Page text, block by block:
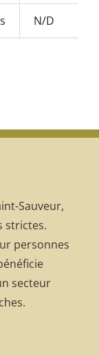
N/D
Sauveur,
strictes.
personnes
secteur